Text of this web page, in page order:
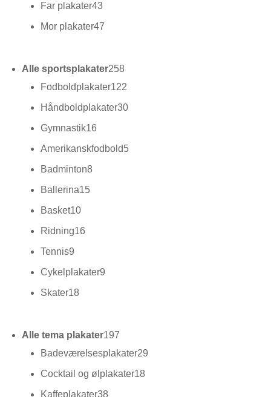
Far plakater4343
varer
Mor plakater47
Alle sportsplakater258
varer
Fodboldplakater122
varer
Håndboldplakater3030
Gymnastik16
varer
Amerikanskfodbold55
Badminton88
Ballerina1515
Basket1010
varer
Ridning16
Tennis9
varer
Cykelplakater9
Skater1818
Alle tema plakater197
varer
Badeværelsesplakater29
Cocktail og ølplakater1818
Kaffeplakater3838